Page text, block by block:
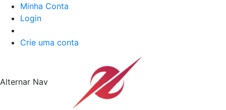
Minha Conta
Login
Crie uma conta
Alternar Nav